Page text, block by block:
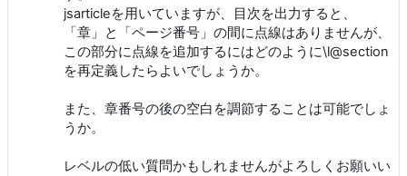
jsarticleを用いていますが、目次を出力すると、
「章」と「ページ番号」の間に点線はありませんが、
この部分に点線を追加するにはどのように\l@section
を再定義したらよいでしょうか。
また、章番号の後の空白を調節することは可能でしょ
うか。
レベルの低い質問かもしれませんがよろしくお願いい